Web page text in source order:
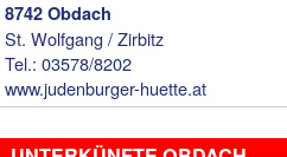
8742 Obdach
St. Wolfgang / Zirbitz
Tel.: 03578/8202
www.judenburger-huette.at